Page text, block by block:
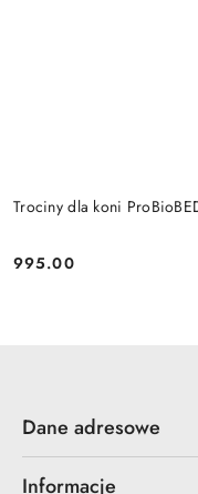
Trociny dla koni
Cena:
995.00
Dane adresowe
Informacje